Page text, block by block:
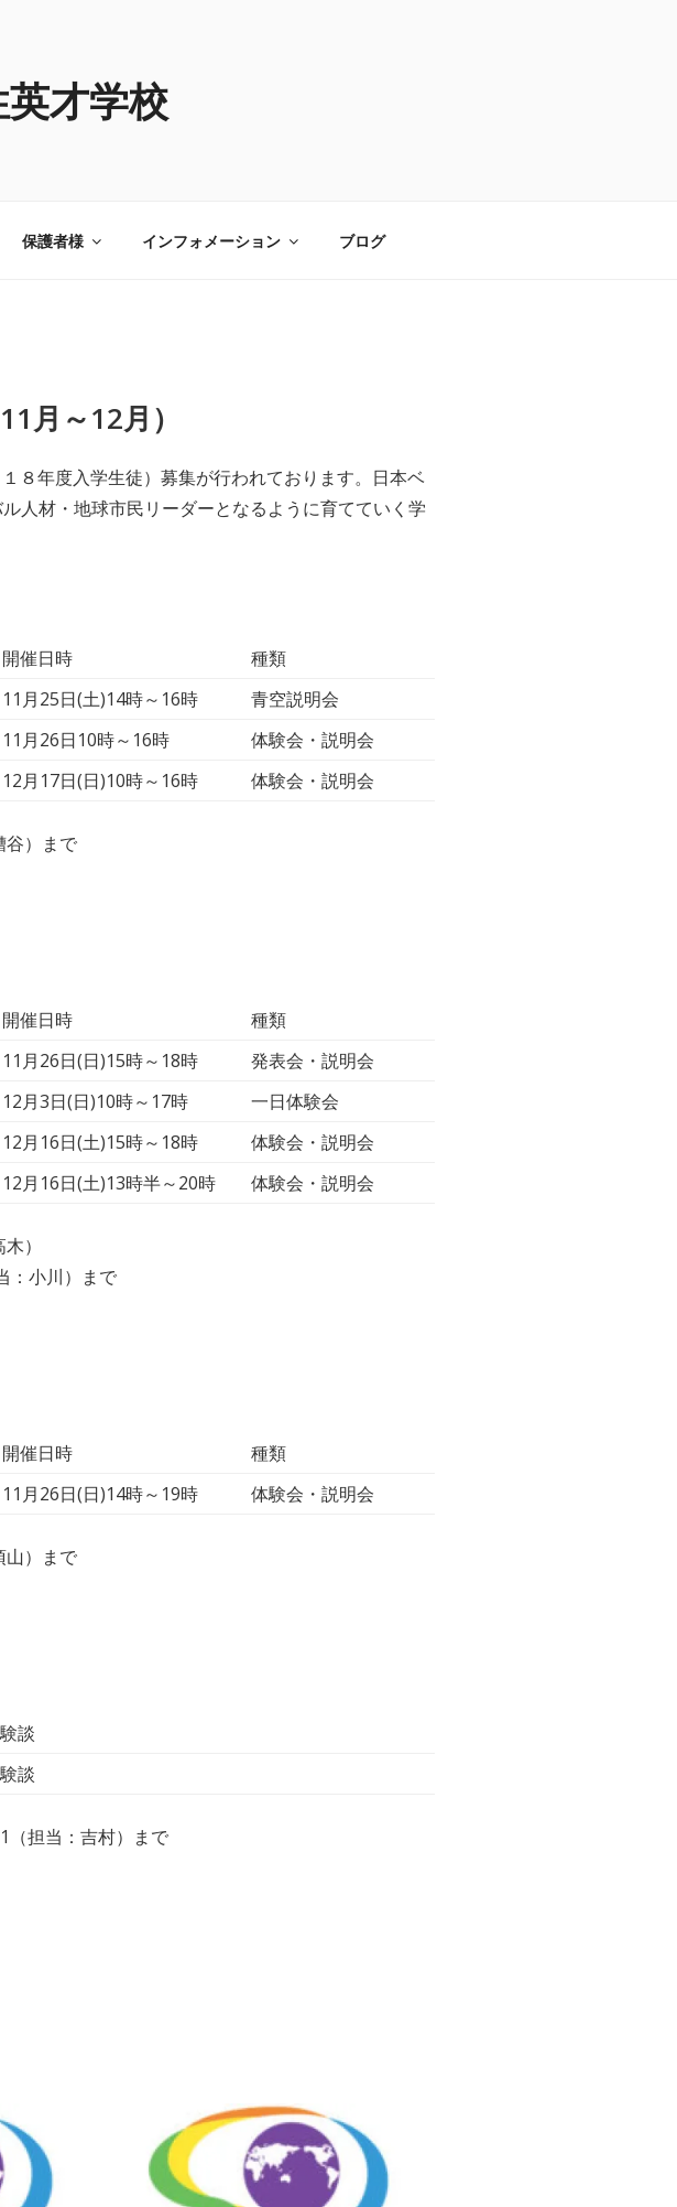
才学校
保護者様 インフォメーション ブログ
月～12月）
８年度入学生徒）募集が行われております。日本ベ
人材・地球市民リーダーとなるように育てていく学
開催日時 種類
11月25日(土)14時～16時
青空説明会
11月26日10時～16時
体験会・説明会
12月17日(日)10時～16時 体験会・説明会
）まで
開催日時 種類
11月26日(日)15時～18時
発表会・説明会
12月3日(日)10時～17時
一日体験会
12月16日(土)15時～18時
体験会・説明会
12月16日(土)13時半～20時 体験会・説明会
）
：小川）まで
開催日時
種類
11月26日(日)14時～19時 体験会・説明会
）まで
談
談
（担当：吉村）まで